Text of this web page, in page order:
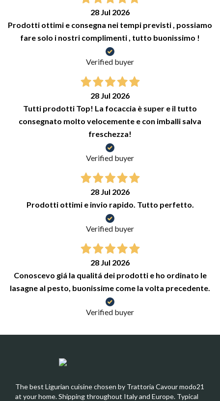
28 Jul 2026
Prodotti ottimi e consegna nei tempi previsti , possiamo
fare solo i nostri complimenti , tutto buonissimo !
Verified buyer
28 Jul 2026
Tutti prodotti Top! La focaccia è super e il tutto
consegnato molto velocemente e con imballi salva
freschezza!
Verified buyer
28 Jul 2026
Prodotti ottimi e invio rapido. Tutto perfetto.
Verified buyer
28 Jul 2026
Conoscevo giá la qualitá dei prodotti e ho ordinato le
lasagne al pesto, buonissime come la volta precedente.
Verified buyer
The best Ligurian cuisine chosen by Trattoria Cavour modo21
at your home. Shipping throughout Italy and Europe. Typical